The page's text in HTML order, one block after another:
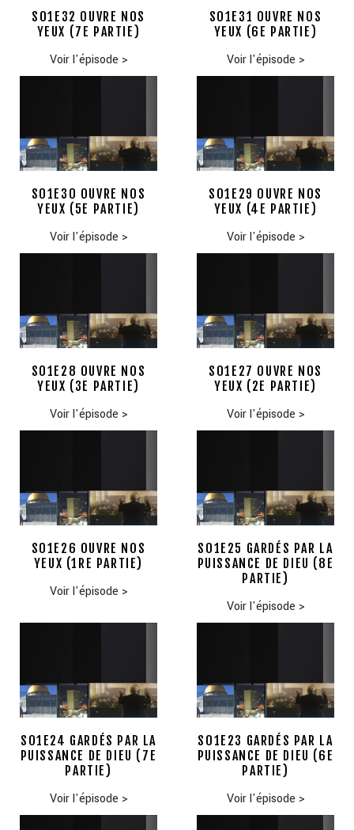
S01E32 OUVRE NOS
YEUX (7E PARTIE)
Voir l'épisode >
S01E31 OUVRE NOS
YEUX (6E PARTIE)
Voir l'épisode >
S01E30 OUVRE NOS
YEUX (5E PARTIE)
Voir l'épisode >
S01E29 OUVRE NOS
YEUX (4E PARTIE)
Voir l'épisode >
S01E28 OUVRE NOS
YEUX (3E PARTIE)
Voir l'épisode >
S01E27 OUVRE NOS
YEUX (2E PARTIE)
Voir l'épisode >
S01E26 OUVRE NOS
YEUX (1RE PARTIE)
Voir l'épisode >
S01E25 GARDÉS PAR LA
PUISSANCE DE DIEU (8E
PARTIE)
Voir l'épisode >
S01E24 GARDÉS PAR LA
PUISSANCE DE DIEU (7E
PARTIE)
Voir l'épisode >
S01E23 GARDÉS PAR LA
PUISSANCE DE DIEU (6E
PARTIE)
Voir l'épisode >